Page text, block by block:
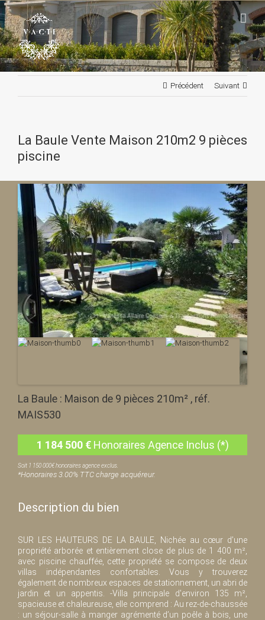
Passer
au
contenu
Précédent Suivant
La Baule Vente Maison 210m2 9 pièces
piscine
La Baule : Maison de 9 pièces 210m² , réf.
MAIS530
1 184 500€ Honoraires Agence Inclus (*)
Soit 1 150 000€ honoraires agence exclus.
*Honoraires 3.00% TTC charge acquéreur.
Description du bien
SUR LES HAUTEURS DE LA BAULE, Nichée au cœur d’une
propriété arborée et entièrement close de plus de 1 400 m²,
avec piscine chauffée, cette propriété se compose de deux
villas indépendantes confortables. Vous y trouverez
également de nombreux espaces de stationnement, un abri de
jardin et un appentis. -Villa principale d'environ 135 m²,
spacieuse et chaleureuse, elle comprend : Au rez-de-chaussée
: un séjour-salle à manger agrémenté d’un poêle à bois, une